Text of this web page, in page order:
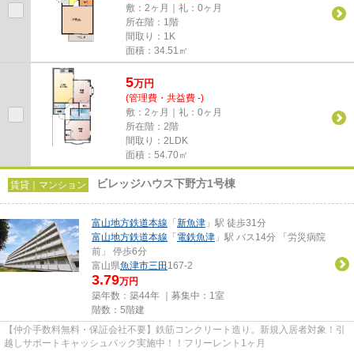
敷：2ヶ月｜礼：0ヶ月
所在階：1階
間取り：1K
面積：34.51㎡
5万円
(管理費・共益費 -)
敷：2ヶ月｜礼：0ヶ月
所在階：2階
間取り：2LDK
面積：54.70㎡
賃貸｜マンション ビレッジハウス下野方1号棟
富山地方鉄道本線 「 新魚津 」駅 徒歩31分
富山地方鉄道本線 「 電鉄魚津 」駅 バス14分 「労災病院
前」 停歩6分
富山県魚津市三田 167-2
3.79万円
築年数：築44年 ｜募集中： 1室
階数：5階建
【仲介手数料無料・保証会社不要】鉄筋コンクリート造り。新規入居者対象！引
越しサポートキャッシュバック実施中！！フリーレント1ヶ月